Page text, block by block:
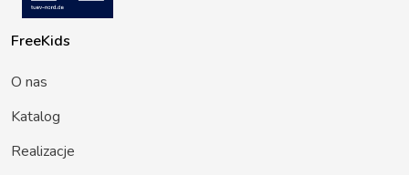
FreeKids
O nas
Katalog
Realizacje